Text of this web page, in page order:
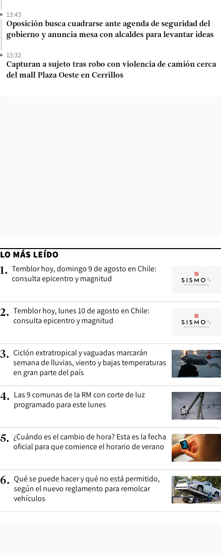
13:43
Oposición busca cuadrarse ante agenda de seguridad del
gobierno y anuncia mesa con alcaldes para levantar ideas
13:32
Capturan a sujeto tras robo con violencia de camión cerca
del mall Plaza Oeste en Cerrillos
LO MÁS LEÍDO
1. Temblor hoy, domingo 9 de agosto en Chile:
consulta epicentro y magnitud
2. Temblor hoy, lunes 10 de agosto en Chile:
consulta epicentro y magnitud
3. Ciclón extratropical y vaguadas marcarán
semana de lluvias, viento y bajas temperaturas
en gran parte del país
4. Las 9 comunas de la RM con corte de luz
programado para este lunes
5. ¿Cuándo es el cambio de hora? Esta es la fecha
oficial para que comience el horario de verano
6. Qué se puede hacer y qué no está permitido,
según el nuevo reglamento para remolcar
vehículos